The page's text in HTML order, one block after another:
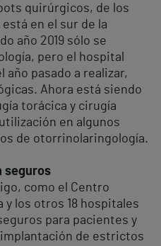
quirúrgicos, de los
en el sur de la
año 2019 sólo se
pero el hospital
año pasado a realizar,
Ahora está siendo
torácica y cirugía
en algunos
de otorrinolaringología.
seguros
como el Centro
y los otros 18 hospitales
para pacientes y
de estrictos